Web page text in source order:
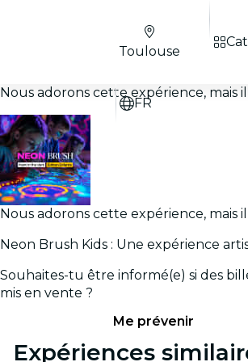
Toulouse
FR
Nous adorons cette expérience, mais
Nous adorons cette expérience, mais
Neon Brush Kids : Une expérience
Souhaites-tu être informé(e) si des
mis en vente ?
Me prévenir
Expériences